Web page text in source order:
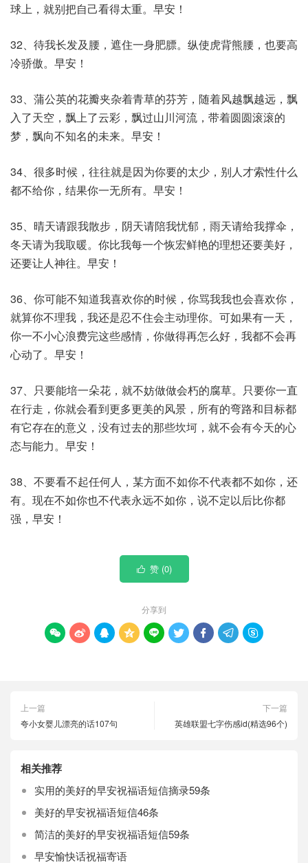
球上，就别把自己看得太重。早安！
32、待我长发及腰，遮住一身肥膘。纵使虎背熊腰，也要高
冷骄傲。早安！
33、蒲公英的花瓣夹杂着青草的芬芳，随着风越飘越远，飘
入了天空，飘上了云彩，飘过山川河流，带着圆圆滚滚的
梦，飘向不知名的未来。早安！
34、很多时候，往往就是因为你要的太少，别人才索性什么
都不给你，结果你一无所有。早安！
35、晴天请跟我散步，阴天请陪我忧郁，雨天请给我撑伞，
冬天请为我取暖。你比我每一个恢宏鲜艳的理想还要美好，
还要让人神往。早安！
36、你可能不知道我喜欢你的时候，你骂我我也会喜欢你，
就算你不理我，我还是忍不住会主动理你。可如果有一天，
你一不小心浪费完这些感情，你做得再怎么好，我都不会再
心动了。早安！
37、只要能培一朵花，就不妨做做会朽的腐草。只要你一直
在行走，你就会看到更多更美的风景，所有的弯路和目标都
有它存在的意义，没有过去的那些坎坷，就不会有今天的心
态与能力。早安！
38、不要看不起任何人，某方面不如你不代表都不如你，还
有。现在不如你也不代表永远不如你，说不定以后比你都
强，早安！
 赞 (0)
分享到
        
上一篇
夸小女婴儿漂亮的话107句
下一篇
英雄联盟七字伤感id(精选96个)
相关推荐
实用的美好的早安祝福语短信摘录59条
美好的早安祝福语短信46条
简洁的美好的早安祝福语短信59条
早安愉快话祝福寄语